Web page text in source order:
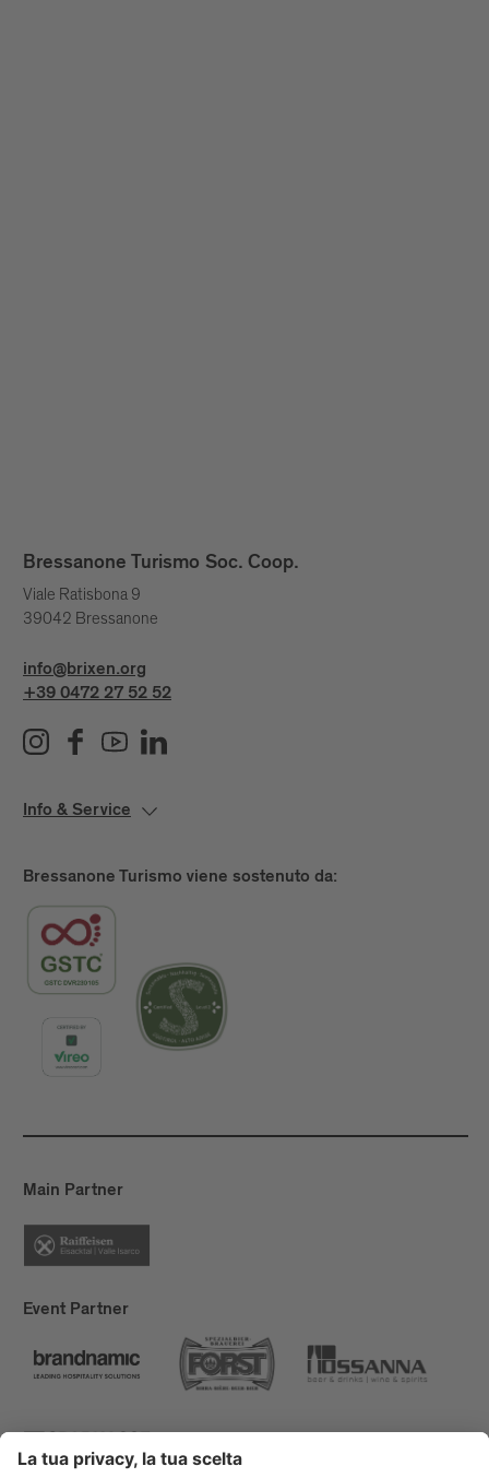
Bressanone Turismo Soc. Coop.
Viale Ratisbona 9
39042 Bressanone
info@brixen.org
+39 0472 27 52 52
Info & Service
Bressanone Turismo viene sostenuto da:
Main Partner
Event Partner